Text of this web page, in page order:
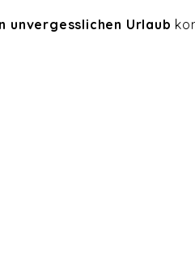
unvergesslichen Urlaub